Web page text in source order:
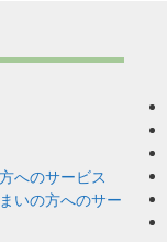
へのサービス
いの方へのサー